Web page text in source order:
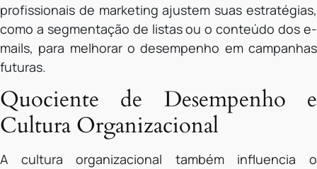
profissionais de marketing ajustem suas estratégias,
como a segmentação de listas ou o conteúdo dos e-
mails, para melhorar o desempenho em campanhas
futuras.
Quociente de Desempenho e
Cultura Organizacional
A cultura organizacional também influencia o